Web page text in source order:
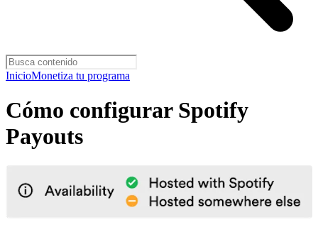
InicioMonetiza tu programa
Cómo configurar Spotify
Payouts